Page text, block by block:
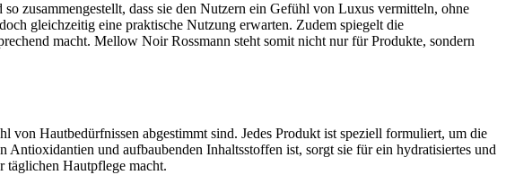
zusammengestellt, dass sie den Nutzern ein Gefühl von Luxus vermitteln, ohne
gleichzeitig eine praktische Nutzung erwarten. Zudem spiegelt die
macht. Mellow Noir Rossmann steht somit nicht nur für Produkte, sondern
Hautbedürfnissen abgestimmt sind. Jedes Produkt ist speziell formuliert, um die
Antioxidantien und aufbaubenden Inhaltsstoffen ist, sorgt sie für ein hydratisiertes und
täglichen Hautpflege macht.